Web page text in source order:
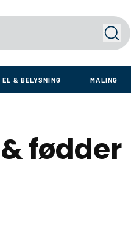
Søg
EL & BELYSNING MALING
fødder